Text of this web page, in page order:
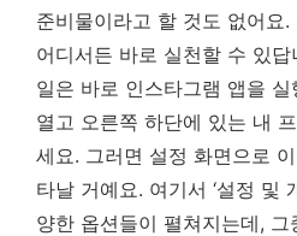
준비물이라고 할 것도 없어요
어디서든 바로 실천할 수 있
일은 바로 인스타그램 앱을
열고 오른쪽 하단에 있는 내
세요. 그러면 설정 화면으로
타날 거예요. 여기서 ‘설정 및
양한 옵션들이 펼쳐지는데, 그